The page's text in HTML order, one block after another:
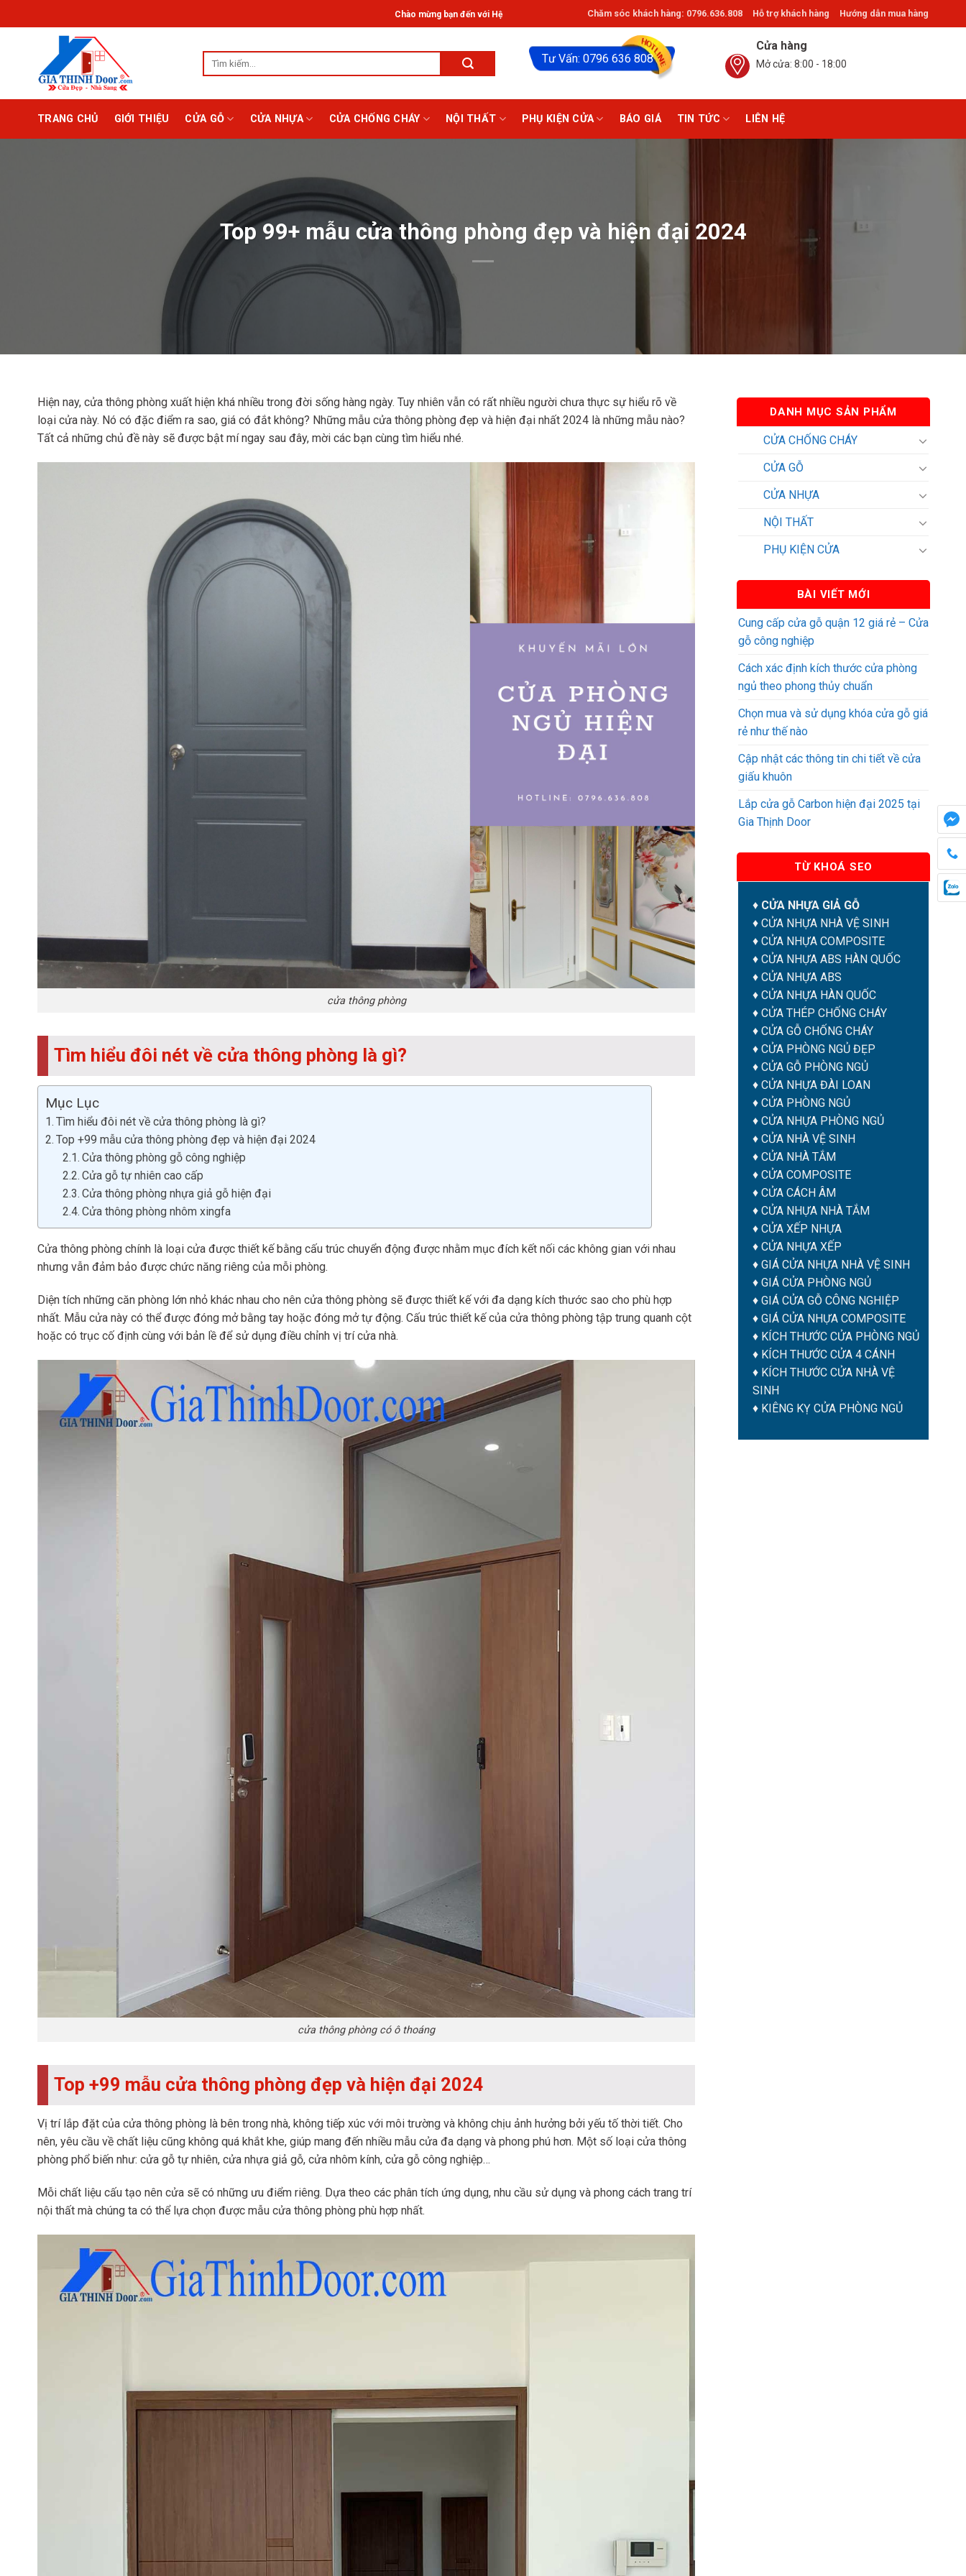
đến
Chào mừng bạn đến với Hệ thống Giathinhdoor® ở HCM: Tân Phú, Bạch Đằng, Gò Vấp, Thủ Đức. ®Giathinhdoor.com
Chăm sóc khách hàng: 0796.636.808 Hỗ trợ khách hàng Hướng dẫn mua hàng
kiếm:
Tư Vấn: 0796 636 808
Cửa hàng
Mở cửa: 8:00 - 18:00
TRANG CHỦ GIỚI THIỆU CỬA GỖ CỬA NHỰA CỬA CHỐNG CHÁY NỘI THẤT PHỤ KIỆN CỬA BÁO GIÁ TIN TỨC LIÊN HỆ
Top 99+ mẫu cửa thông phòng đẹp và hiện đại 2024
Hiện nay, cửa thông phòng xuất hiện khá nhiều trong đời sống hàng ngày. Tuy nhiên vẫn có rất nhiều người chưa thực sự hiểu rõ về
loại cửa này. Nó có đặc điểm ra sao, giá có đắt không? Những mẫu cửa thông phòng đẹp và hiện đại nhất 2024 là những mẫu nào?
Tất cả những chủ đề này sẽ được bật mí ngay sau đây, mời các bạn cùng tìm hiểu nhé.
cửa thông phòng
Tìm hiểu đôi nét về cửa thông phòng là gì?
Mục Lục
Tìm hiểu đôi nét về cửa thông phòng là gì?
Top +99 mẫu cửa thông phòng đẹp và hiện đại 2024
Cửa thông phòng gỗ công nghiệp
Cửa gỗ tự nhiên cao cấp
Cửa thông phòng nhựa giả gỗ hiện đại
Cửa thông phòng nhôm xingfa
Cửa thông phòng chính là loại cửa được thiết kế bằng cấu trúc chuyển động được nhằm mục đích kết nối các không gian với nhau
nhưng vẫn đảm bảo được chức năng riêng của mỗi phòng.
Diện tích những căn phòng lớn nhỏ khác nhau cho nên cửa thông phòng sẽ được thiết kế với đa dạng kích thước sao cho phù hợp
nhất. Mẫu cửa này có thể được đóng mở bằng tay hoặc đóng mở tự động. Cấu trúc thiết kế của cửa thông phòng tập trung quanh cột
hoặc có trục cố định cùng với bản lề để sử dụng điều chỉnh vị trí cửa nhà.
cửa thông phòng có ô thoáng
Top +99 mẫu cửa thông phòng đẹp và hiện đại 2024
Vị trí lắp đặt của cửa thông phòng là bên trong nhà, không tiếp xúc với môi trường và không chịu ảnh hưởng bởi yếu tố thời tiết. Cho
nên, yêu cầu về chất liệu cũng không quá khắt khe, giúp mang đến nhiều mẫu cửa đa dạng và phong phú hơn. Một số loại cửa thông
phòng phổ biến như: cửa gỗ tự nhiên, cửa nhựa giả gỗ, cửa nhôm kính, cửa gỗ công nghiệp…
Mỗi chất liệu cấu tạo nên cửa sẽ có những ưu điểm riêng. Dựa theo các phân tích ứng dụng, nhu cầu sử dụng và phong cách trang trí
nội thất mà chúng ta có thể lựa chọn được mẫu cửa thông phòng phù hợp nhất.
DANH MỤC SẢN PHẨM
CỬA CHỐNG CHÁY
CỬA GỖ
CỬA NHỰA
NỘI THẤT
PHỤ KIỆN CỬA
BÀI VIẾT MỚI
Cung cấp cửa gỗ quận 12 giá rẻ – Cửa
gỗ công nghiệp
Cách xác định kích thước cửa phòng
ngủ theo phong thủy chuẩn
Chọn mua và sử dụng khóa cửa gỗ giá
rẻ như thế nào
Cập nhật các thông tin chi tiết về cửa
giấu khuôn
Lắp cửa gỗ Carbon hiện đại 2025 tại
Gia Thịnh Door
TỪ KHOÁ SEO
♦ CỬA NHỰA GIẢ GỖ
♦ CỬA NHỰA NHÀ VỆ SINH
♦ CỬA NHỰA COMPOSITE
♦ CỬA NHỰA ABS HÀN QUỐC
♦ CỬA NHỰA ABS
♦ CỬA NHỰA HÀN QUỐC
♦ CỬA THÉP CHỐNG CHÁY
♦ CỬA GỖ CHỐNG CHÁY
♦ CỬA PHÒNG NGỦ ĐẸP
♦ CỬA GỖ PHÒNG NGỦ
♦ CỬA NHỰA ĐÀI LOAN
♦ CỬA PHÒNG NGỦ
♦ CỬA NHỰA PHÒNG NGỦ
♦ CỬA NHÀ VỆ SINH
♦ CỬA NHÀ TẮM
♦ CỬA COMPOSITE
♦ CỬA CÁCH ÂM
♦ CỬA NHỰA NHÀ TẮM
♦ CỬA XẾP NHỰA
♦ CỬA NHỰA XẾP
♦ GIÁ CỬA NHỰA NHÀ VỆ SINH
♦ GIÁ CỬA PHÒNG NGỦ
♦ GIÁ CỬA GỖ CÔNG NGHIỆP
♦ GIÁ CỬA NHỰA COMPOSITE
♦ KÍCH THƯỚC CỬA PHÒNG NGỦ
♦ KÍCH THƯỚC CỬA 4 CÁNH
♦ KÍCH THƯỚC CỬA NHÀ VỆ
SINH
♦ KIÊNG KỴ CỬA PHÒNG NGỦ